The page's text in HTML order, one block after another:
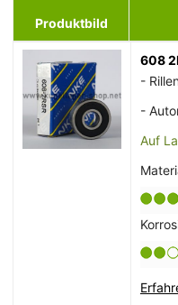
Produktbild
608
-
-
Auf